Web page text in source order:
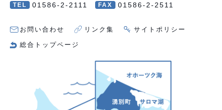
TEL 01586-2-2111 FAX 01586-2-2511
お問い合わせ リンク集 サイトポリシー
総合トップページ